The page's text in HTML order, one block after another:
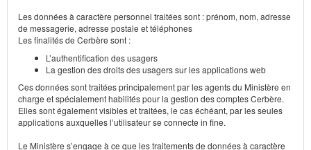
Les données à caractère personnel traitées sont : prénom, nom, adresse
de messagerie, adresse postale et téléphones
Les finalités de Cerbère sont :
L’authentification des usagers
La gestion des droits des usagers sur les applications web
Ces données sont traitées principalement par les agents du Ministère en
charge et spécialement habilités pour la gestion des comptes Cerbère.
Elles sont également visibles et traitées, le cas échéant, par les seules
applications auxquelles l’utilisateur se connecte in fine.
Le Ministère s’engage à ce que les traitements de données à caractère